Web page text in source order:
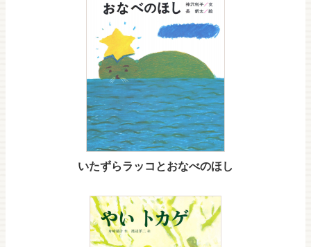
いたずらラッコとおなべのほし